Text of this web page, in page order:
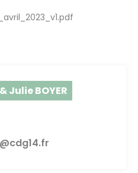
Julie BOYER